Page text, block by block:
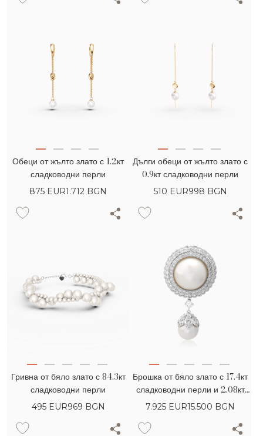
Обеци от жълто злато с 1.2кт
сладководни перли
875 EUR1.712 BGN
Дълги обеци от жълто злато с
0.9кт сладководни перли
510 EUR998 BGN
Гривна от бяло злато с 84.3кт
сладководни перли
495 EUR969 BGN
Брошка от бяло злато с 17.4кт
сладководни перли и 2.08кт
диаманти
7.925 EUR15.500 BGN